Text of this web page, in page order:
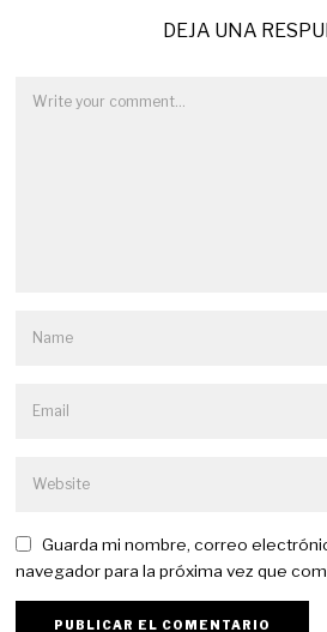
DEJA UNA
Guarda mi nombre, correo
navegador para la próxima vez que